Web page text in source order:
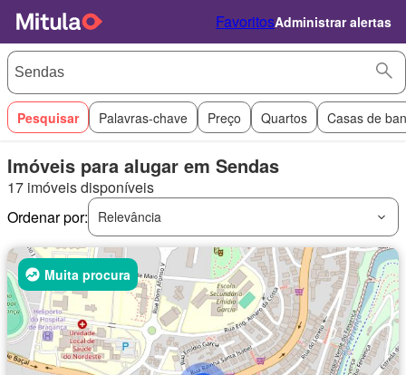
FavoritosAdministrar alertas
Pesquisar Palavras-chave Preço Quartos Casas de
Imóveis para alugar em Sendas
17 imóveis disponíveis
Ordenar por:
Relevância
Muita procura